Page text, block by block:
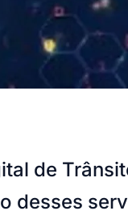
de
desses